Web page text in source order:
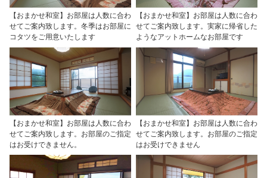
【おまかせ和室】お部屋は人数に合わ
せてご案内致します。冬季はお部屋に
コタツをご用意いたします
【おまかせ和室】お部屋は人数に合わ
せてご案内致します。実家に帰省した
ようなアットホームなお部屋です
【おまかせ和室】お部屋は人数に合わ
せてご案内致します。お部屋のご指定
はお受けできません。
【おまかせ和室】お部屋は人数に合わ
せてご案内致します。お部屋のご指定
はお受けできません